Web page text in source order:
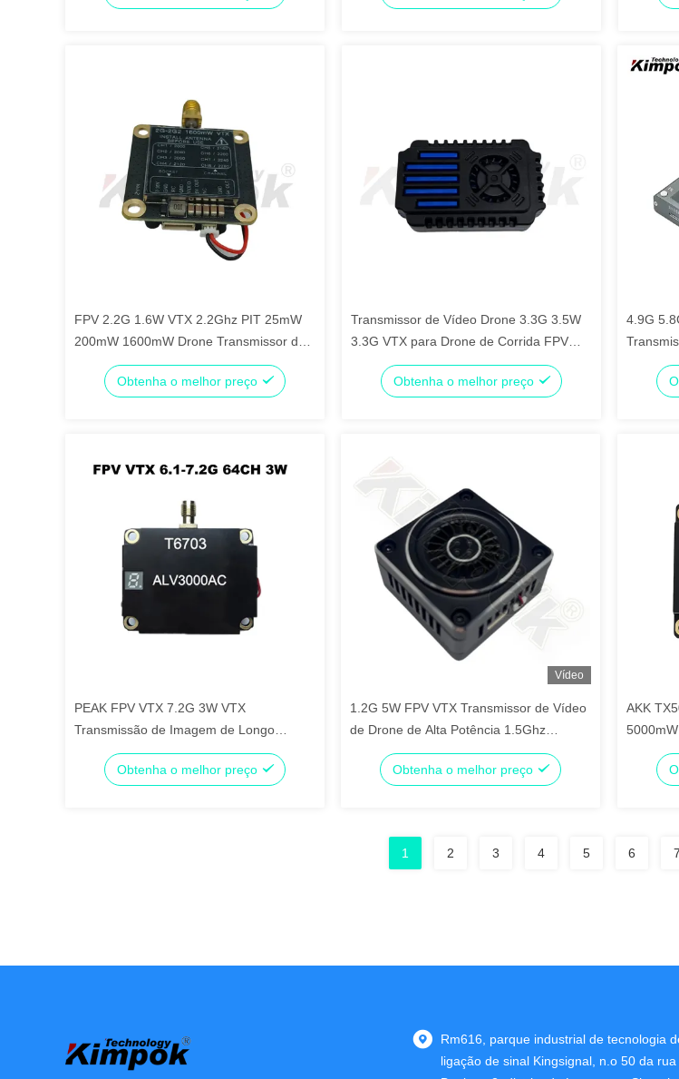
FPV 2.2G 1.6W VTX 2.2Ghz PIT 25mW
200mW 1600mW Drone Transmissor de
vídeo e receptor para transmissão de
áudio e vídeoObtenha o melhor preço
Transmissor de Vídeo Drone 3.3G 3.5W
3.3G VTX para Drone de Corrida FPV
Analógico de Longa Distância VTX 24CH
Obtenha o melhor preço
4.9G
PEAK FPV VTX 7.2G 3W VTX
Transmissão de Imagem de Longo
Alcance 7.2G 3000mW Transmissor de
Vídeo para Drone
Obtenha o melhor preço
Vídeo
1.2G 5W FPV VTX Transmissor de Vídeo
de Drone de Alta Potência 1.5Ghz
Módulo VTX UAV 9CH
Obtenha o melhor preço
AKK
Drone
1 2 3 4 5 6 7
Rm616, parque industrial de tecnologia
ligação de sinal Kingsignal, n.o 50 da rua